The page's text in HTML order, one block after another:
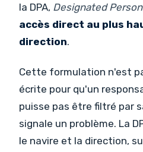
la DPA, Designated
accès direct au plus
direction.
Cette formulation n'est
écrite pour qu'un
puisse pas être filtré par
signale un problème. La
le navire et la direction,